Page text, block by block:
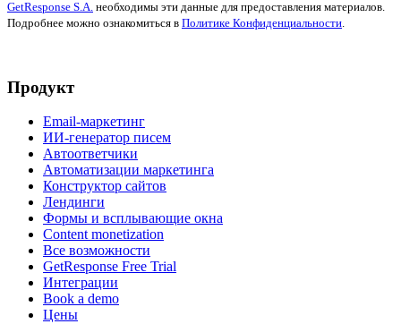
GetResponse S.A. необходимы эти данные для предоставления материалов.
Подробнее можно ознакомиться в Политике Конфиденциальности
Продукт
Email-маркетинг
ИИ-генератор писем
Автоответчики
Автоматизации маркетинга
Конструктор сайтов
Лендинги
Формы и всплывающие окна
Content monetization
Все возможности
GetResponse Free Trial
Интеграции
Book a demo
Цены